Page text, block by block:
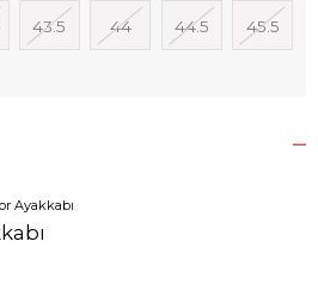
43.5 44 44.5 45.5
Ayakkabı